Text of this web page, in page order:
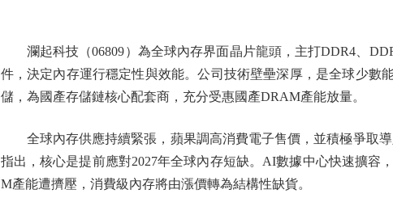
瀾起科技（06809）為全球內存界面晶片龍頭，主打DDR4、
件，決定內存運行穩定性與效能。公司技術壁壘深厚，是全球少數
儲，為國產存儲鏈核心配套商，充分受惠國產DRAM產能放量。
全球內存供應持續緊張，蘋果調高消費電子售價，並積極爭取
指出，核心是提前應對2027年全球內存短缺。AI數據中心快速擴容
M產能遭擠壓，消費級內存將由漲價轉為結構性缺貨。